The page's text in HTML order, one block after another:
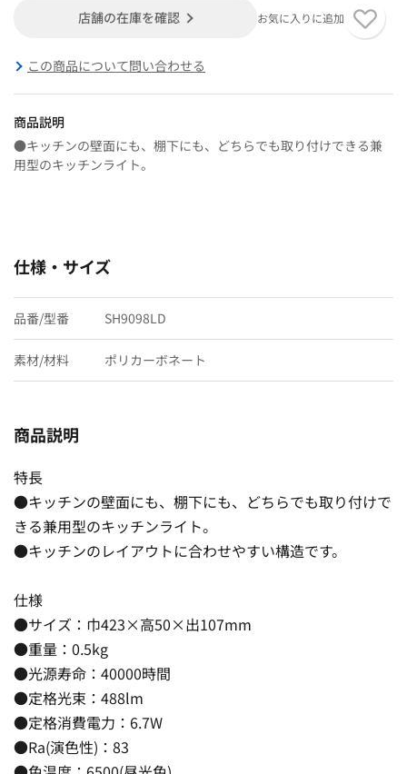
店舗の在庫を確認 お気に入りに追加
この商品について問い合わせる
商品説明
●キッチンの壁面にも、棚下にも、どちらでも取り付けできる兼
用型のキッチンライト。
仕様・サイズ
品番/型番 SH9098LD
素材/材料 ポリカーボネート
商品説明
特長
●キッチンの壁面にも、棚下にも、どちらでも取り付けで
きる兼用型のキッチンライト。
●キッチンのレイアウトに合わせやすい構造です。
仕様
●サイズ：巾423×高50×出107mm
●重量：0.5kg
●光源寿命：40000時間
●定格光束：488lm
●定格消費電力：6.7W
●Ra(演色性)：83